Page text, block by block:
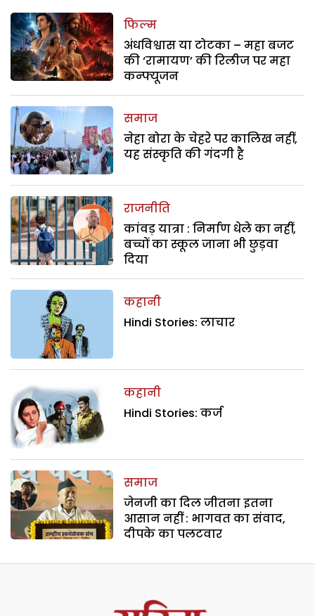
फिल्म
अंधविश्वास या टोटका – महा बजट
की ‘रामायण’ की रिलीज पर महा
कन्फ्यूजन
समाज
नेहा बोरा के चेहरे पर कालिख नहीं,
यह संस्कृति की गंदगी है
राजनीति
कांवड़ यात्रा : निर्माण धेले का नहीं,
बच्चों का स्कूल जाना भी छुड़वा
दिया
कहानी
Hindi Stories: लाचार
कहानी
Hindi Stories: कर्ज
समाज
जेनजी का दिल जीतना इतना
आसान नहीं : भागवत का संवाद,
दीपके का पलटवार